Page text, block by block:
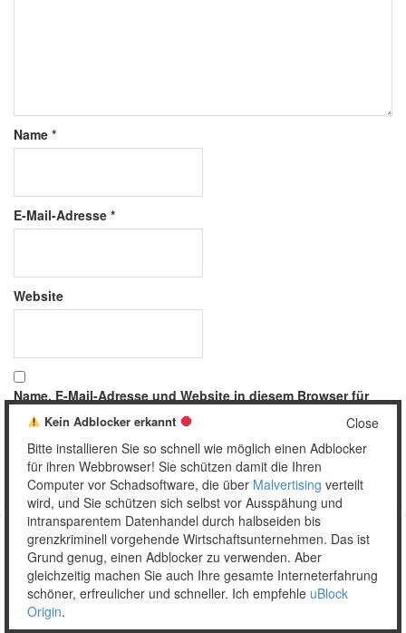
Name *
E-Mail-Adresse *
Website
Name, E-Mail-Adresse und Website in diesem Browser für
meinen nächsten Kommentar speichern.
Copyright © 2026 Unser täglich Spam.
MobileWordPress Theme by themehall.com
Close
Kein Adblocker erkannt
Bitte installieren Sie so schnell wie möglich einen Adblocker
für ihren Webbrowser! Sie schützen damit die Ihren
Computer vor Schadsoftware, die über Malvertising verteilt
wird, und Sie schützen sich selbst vor Ausspähung und
intransparentem Datenhandel durch halbseiden bis
grenzkriminell vorgehende Wirtschaftsunternehmen. Das ist
Grund genug, einen Adblocker zu verwenden. Aber
gleichzeitig machen Sie auch Ihre gesamte Interneterfahrung
schöner, erfreulicher und schneller. Ich empfehle uBlock
Origin.